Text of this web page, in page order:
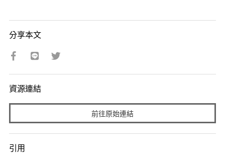
分享本文
資源連結
前往原始連結
引用